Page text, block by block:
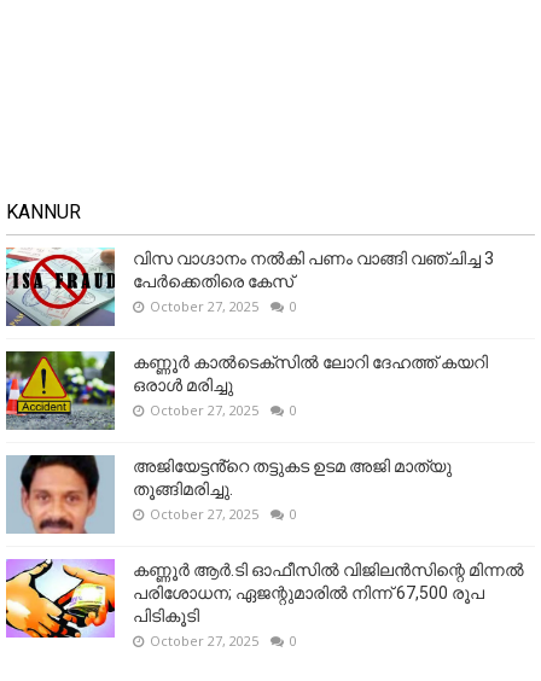
KANNUR
വിസ വാഗ്ദാനം നൽകി പണം വാങ്ങി വഞ്ചിച്ച 3
പേർക്കെതിരെ കേസ്
October 27, 2025 0
കണ്ണൂര്‍ കാല്‍ടെക്‌സില്‍ ലോറി ദേഹത്ത് കയറി
ഒരാള്‍ മരിച്ചു
October 27, 2025 0
അജിയേട്ടൻ്റെ തട്ടുകട ഉടമ അജി മാത്യു
തൂങ്ങിമരിച്ചു.
October 27, 2025 0
കണ്ണൂര്‍ ആര്‍.ടി ഓഫീസില്‍ വിജിലൻസിന്റെ മിന്നല്‍
പരിശോധന; ഏജന്റുമാരില്‍ നിന്ന് 67,500 രൂപ
പിടികൂടി
October 27, 2025 0